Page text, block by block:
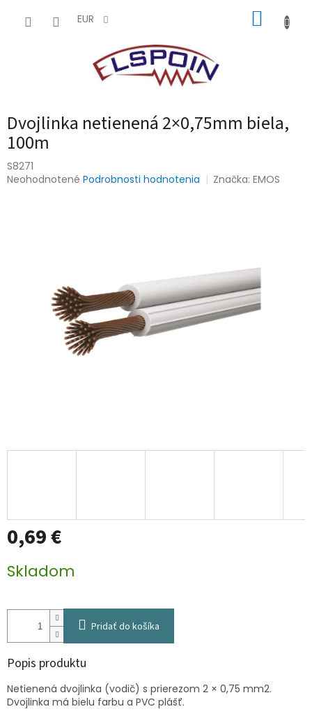
EUR
Dvojlinka netienená 2×0,75mm biela,
100m
S8271
Priemerné
Neohodnotené Podrobnosti hodnotenia Značka:EMOS
0,69 €
cena:
Skladom
Pridať do košíka
Popis produktu
Netienená dvojlinka (vodič) s prierezom 2 × 0,75 mm2.
Dvojlinka má bielu farbu a PVC plášť.